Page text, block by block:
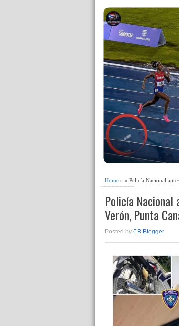
Home » » Policía Nacional
Policía Nacional
Verón, Punta
Posted by CB Blogger